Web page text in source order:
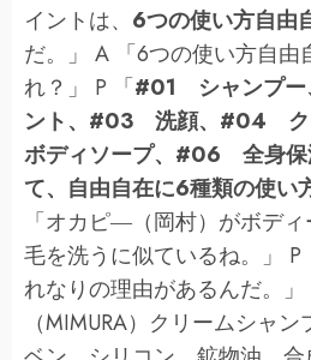
イントは、 6つの使い方自由
だ。」 A 「6つの使い方自
れ？」 P 「#01 シャンプ
ント、#03 洗顔、#04 ク
ボディソープ、#06 全身
て、自由自在に6種類の使い
「オカピ―（岡村）がボデ
毛を洗うに似ているね。」
れなりの理由があるんだ。」
（MIMURA）クリームシャ